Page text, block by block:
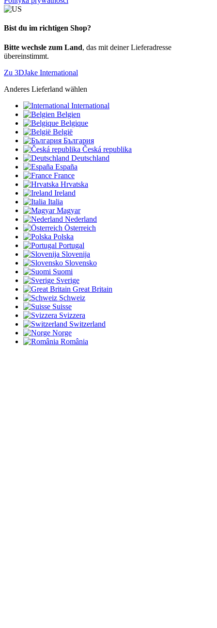
Bist du im richtigen Shop?
Bitte wechsle zum Land, das mit deiner Lieferadresse
übereinstimmt.
Zu 3DJake International
Anderes Lieferland wählen
International
Belgien
Belgique
België
България
Česká republika
Deutschland
España
France
Hrvatska
Ireland
Italia
Magyar
Nederland
Österreich
Polska
Portugal
Slovenija
Slovensko
Suomi
Sverige
Great Britain
Schweiz
Suisse
Svizzera
Switzerland
Norge
România